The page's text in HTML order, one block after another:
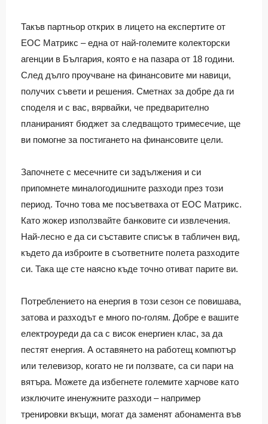
Такъв партньор открих в лицето на експертите от
ЕОС Матрикс – една от най-големите колекторски
агенции в България, която е на пазара от 18 години.
След дълго проучване на финансовите ми навици,
получих съвети и решения. Сметнах за добре да ги
споделя и с вас, вярвайки, че предварително
планираният бюджет за следващото тримесечие, ще
ви помогне за постигането на финансовите цели.
Започнете с месечните си задължения и си
припомнете миналогодишните разходи през този
период. Точно това ме посъветваха от ЕОС Матрикс.
Като жокер използвайте банковите си извлечения.
Най-лесно е да си съставите списък в табличен вид,
където да изброите в съответните полета разходите
си. Така ще сте наясно къде точно отиват парите ви.
Потреблението на енергия в този сезон се повишава,
затова и разходът е много по-голям. Добре е вашите
електроуреди да са с висок енергиен клас, за да
пестят енергия. А оставянето на работещ компютър
или телевизор, когато не ги ползвате, са си пари на
вятъра. Можете да избегнете големите харчове като
изключите иненужните разходи – например
тренировки вкъщи, могат да заменят абонамента във